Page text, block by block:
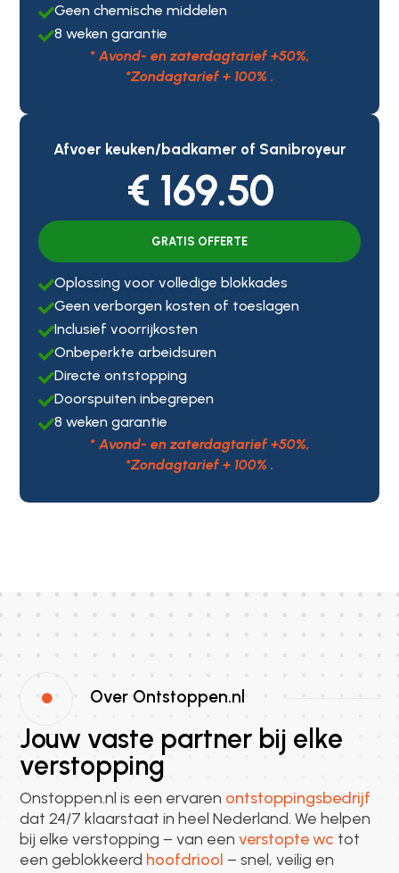
Geen chemische middelen
8 weken garantie
* Avond- en zaterdagtarief +50%,
*Zondagtarief + 100% .
Afvoer keuken/badkamer of Sanibroyeur
€ 169.50
GRATIS OFFERTE
Oplossing voor volledige blokkades
Geen verborgen kosten of toeslagen
Inclusief voorrijkosten
Onbeperkte arbeidsuren
Directe ontstopping
Doorspuiten inbegrepen
8 weken garantie
* Avond- en zaterdagtarief +50%,
*Zondagtarief + 100% .
 Over Ontstoppen.nl
Jouw vaste partner bij elke
verstopping
Onstoppen.nl is een ervaren ontstoppingsbedrijf
dat 24/7 klaarstaat in heel Nederland. We helpen
bij elke verstopping – van eenverstopte wc tot
een geblokkeerd hoofdriool – snel, veilig en